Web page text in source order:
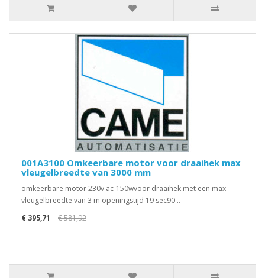
001A3100 Omkeerbare motor voor draaihek max
vleugelbreedte van 3000 mm
omkeerbare motor 230v ac-150wvoor draaihek met een max
vleugelbreedte van 3 m openingstijd 19 sec90 ..
€ 395,71
€ 581,92